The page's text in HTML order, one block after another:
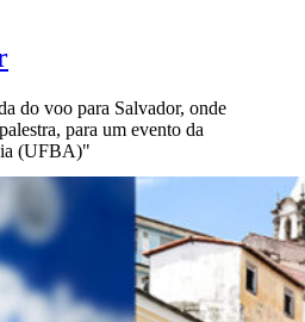
do voo para Salvador, onde
para um evento da
(UFBA)"